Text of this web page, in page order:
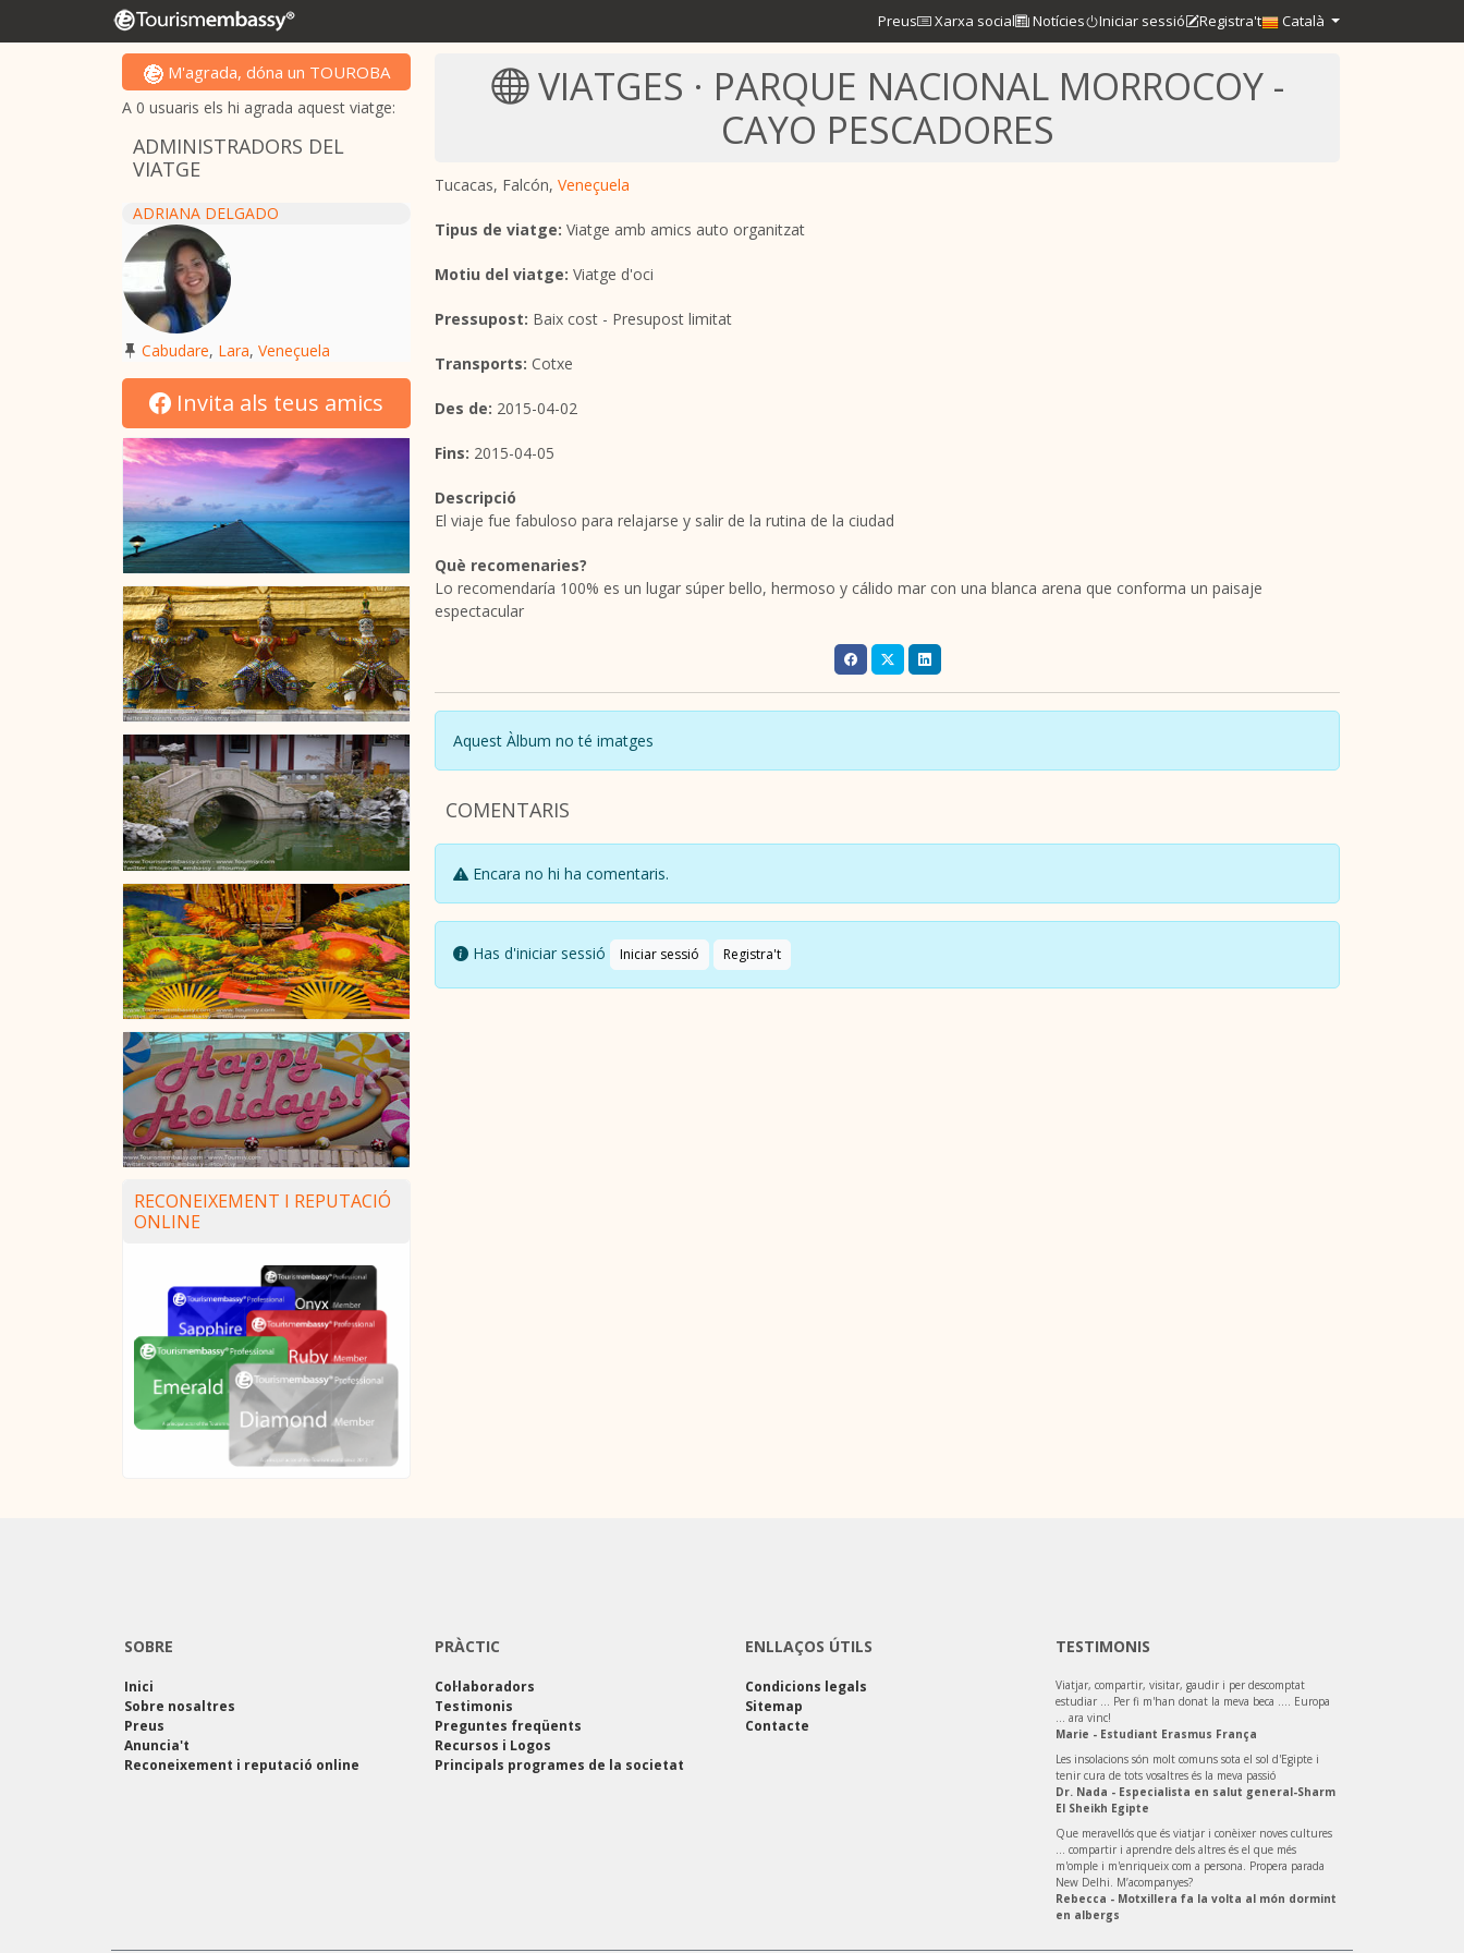
Preus Xarxa social Notícies Iniciar sessió Registra't Català
M'agrada, dóna un TOUROBA
A 0 usuaris els hi agrada aquest viatge:
ADMINISTRADORS DEL
VIATGE
ADRIANA DELGADO
Cabudare, Lara, Veneçuela
Invita als teus amics
RECONEIXEMENT I REPUTACIÓ
ONLINE
VIATGES · PARQUE NACIONAL MORROCOY -
CAYO PESCADORES
Tucacas, Falcón, Veneçuela
Tipus de viatge: Viatge amb amics auto organitzat
Motiu del viatge: Viatge d'oci
Pressupost: Baix cost - Presupost limitat
Transports: Cotxe
Des de: 2015-04-02
Fins: 2015-04-05
Descripció
El viaje fue fabuloso para relajarse y salir de la rutina de la ciudad
Què recomenaries?
Lo recomendaría 100% es un lugar súper bello, hermoso y cálido mar con una blanca arena que conforma un paisaje
espectacular
Aquest Àlbum no té imatges
COMENTARIS
Encara no hi ha comentaris.
Has d'iniciar sessió Iniciar sessió Registra't
SOBRE
Inici
Sobre nosaltres
Preus
Anuncia't
Reconeixement i reputació online
PRÀCTIC
Col·laboradors
Testimonis
Preguntes freqüents
Recursos i Logos
Principals programes de la societat
ENLLAÇOS ÚTILS
Condicions legals
Sitemap
Contacte
TESTIMONIS
Viatjar, compartir, visitar, gaudir i per descomptat
estudiar ... Per fi m'han donat la meva beca .... Europa
... ara vinc!
Marie - Estudiant Erasmus França
Les insolacions són molt comuns sota el sol d'Egipte i
tenir cura de tots vosaltres és la meva passió
Dr. Nada - Especialista en salut general-Sharm
El Sheikh Egipte
Que meravellós que és viatjar i conèixer noves cultures
... compartir i aprendre dels altres és el que més
m'omple i m'enriqueix com a persona. Propera parada
New Delhi. M’acompanyes?
Rebecca - Motxillera fa la volta al món dormint
en albergs